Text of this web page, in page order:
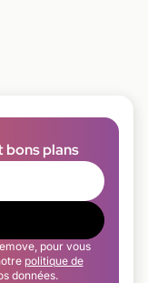
bons plans
pour vous
politique de
données.